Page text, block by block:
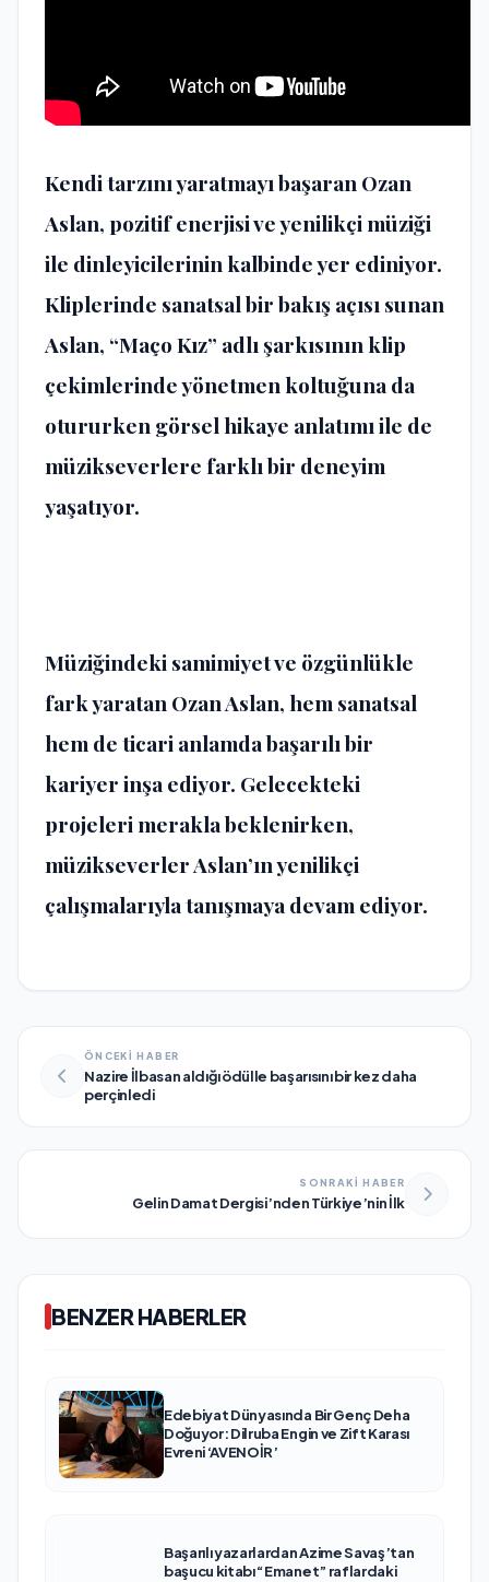
Kendi tarzını yaratmayı başaran Ozan
Aslan, pozitif enerjisi ve yenilikçi müziği
ile dinleyicilerinin kalbinde yer ediniyor.
Kliplerinde sanatsal bir bakış açısı sunan
Aslan, “Maço Kız” adlı şarkısının klip
çekimlerinde yönetmen koltuğuna da
otururken görsel hikaye anlatımı ile de
müzikseverlere farklı bir deneyim
yaşatıyor.
Müziğindeki samimiyet ve özgünlükle
fark yaratan Ozan Aslan, hem sanatsal
hem de ticari anlamda başarılı bir
kariyer inşa ediyor. Gelecekteki
projeleri merakla beklenirken,
müzikseverler Aslan’ın yenilikçi
çalışmalarıyla tanışmaya devam ediyor.
ÖNCEKİ HABER
Nazire İlbasan aldığı ödülle başarısını bir kez daha
perçinledi
SONRAKİ HABER
Gelin Damat Dergisi’nden Türkiye’nin İlk
BENZER HABERLER
Edebiyat Dünyasında Bir Genç Deha
Doğuyor: Dilruba Engin ve Zift Karası
Evreni ‘AVENOİR’
Başarılı yazarlardan Azime Savaş’tan
başucu kitabı “Emanet” raflardaki